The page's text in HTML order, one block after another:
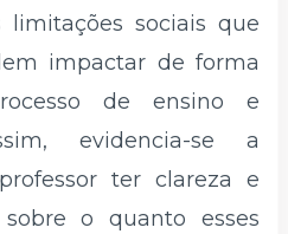
limitações sociais que
impactar de forma
de ensino e
evidencia-se a
ter clareza e
o quanto esses